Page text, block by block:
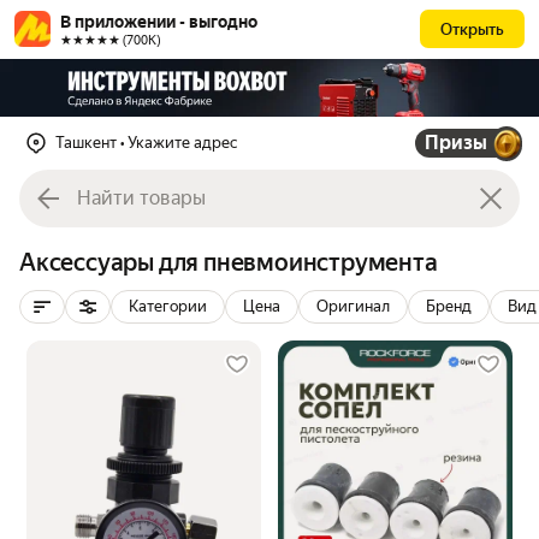
В приложении - выгодно
★★★★★ (700К)
Открыть
Ташкент • Укажите адрес Призы
Аксессуары для пневмоинструмента
Категории Цена Оригинал Бренд Вид